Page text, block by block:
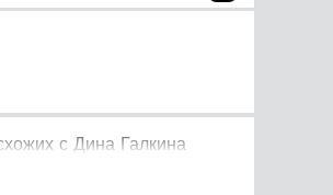
с Дина Галкина